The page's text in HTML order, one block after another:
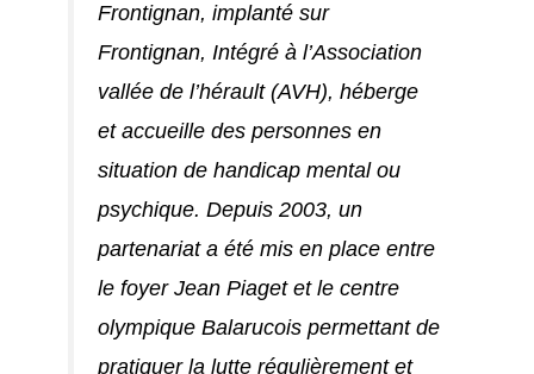
Frontignan, implanté sur
Frontignan, Intégré à l’Association
vallée de l’hérault (AVH), héberge
et accueille des personnes en
situation de handicap mental ou
psychique. Depuis 2003, un
partenariat a été mis en place entre
le foyer Jean Piaget et le centre
olympique Balarucois permettant de
pratiquer la lutte régulièrement et